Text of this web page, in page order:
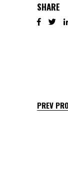
SHARE
PREV